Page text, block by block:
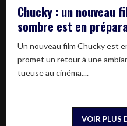
Chucky : un nouveau
sombre est en
Un nouveau film Chucky est
promet un retour à une
tueuse au cinéma....
VOIR PLUS